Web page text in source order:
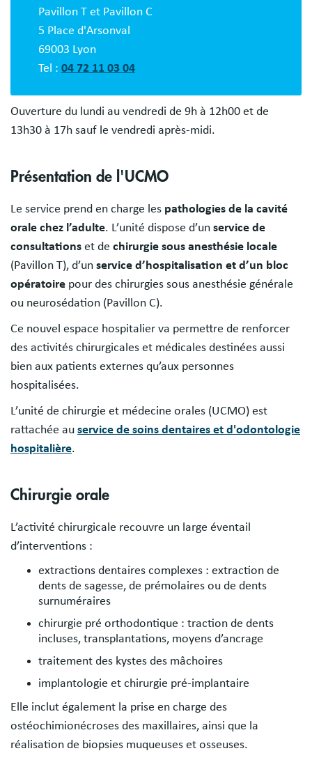
Pavillon T et Pavillon C
5 Place d'Arsonval
69003 Lyon
Tel : 04 72 11 03 04
Ouverture du lundi au vendredi de 9h à 12h00 et de
13h30 à 17h sauf le vendredi après-midi.
Présentation de l'UCMO
Le service prend en charge les pathologies de la cavité
orale chez l’adulte. L’unité dispose d’un service de
consultations et de chirurgie sous anesthésie locale
(Pavillon T), d’un service d’hospitalisation et d’un bloc
opératoire pour des chirurgies sous anesthésie générale
ou neurosédation (Pavillon C).
Ce nouvel espace hospitalier va permettre de renforcer
des activités chirurgicales et médicales destinées aussi
bien aux patients externes qu’aux personnes
hospitalisées.
L’unité de chirurgie et médecine orales (UCMO) est
rattachée au service de soins dentaires et d'odontologie
hospitalière.
Chirurgie orale
L’activité chirurgicale recouvre un large éventail
d’interventions :
extractions dentaires complexes : extraction de
dents de sagesse, de prémolaires ou de dents
surnuméraires
chirurgie pré orthodontique : traction de dents
incluses, transplantations, moyens d’ancrage
traitement des kystes des mâchoires
implantologie et chirurgie pré-implantaire
Elle inclut également la prise en charge des
ostéochimionécroses des maxillaires, ainsi que la
réalisation de biopsies muqueuses et osseuses.